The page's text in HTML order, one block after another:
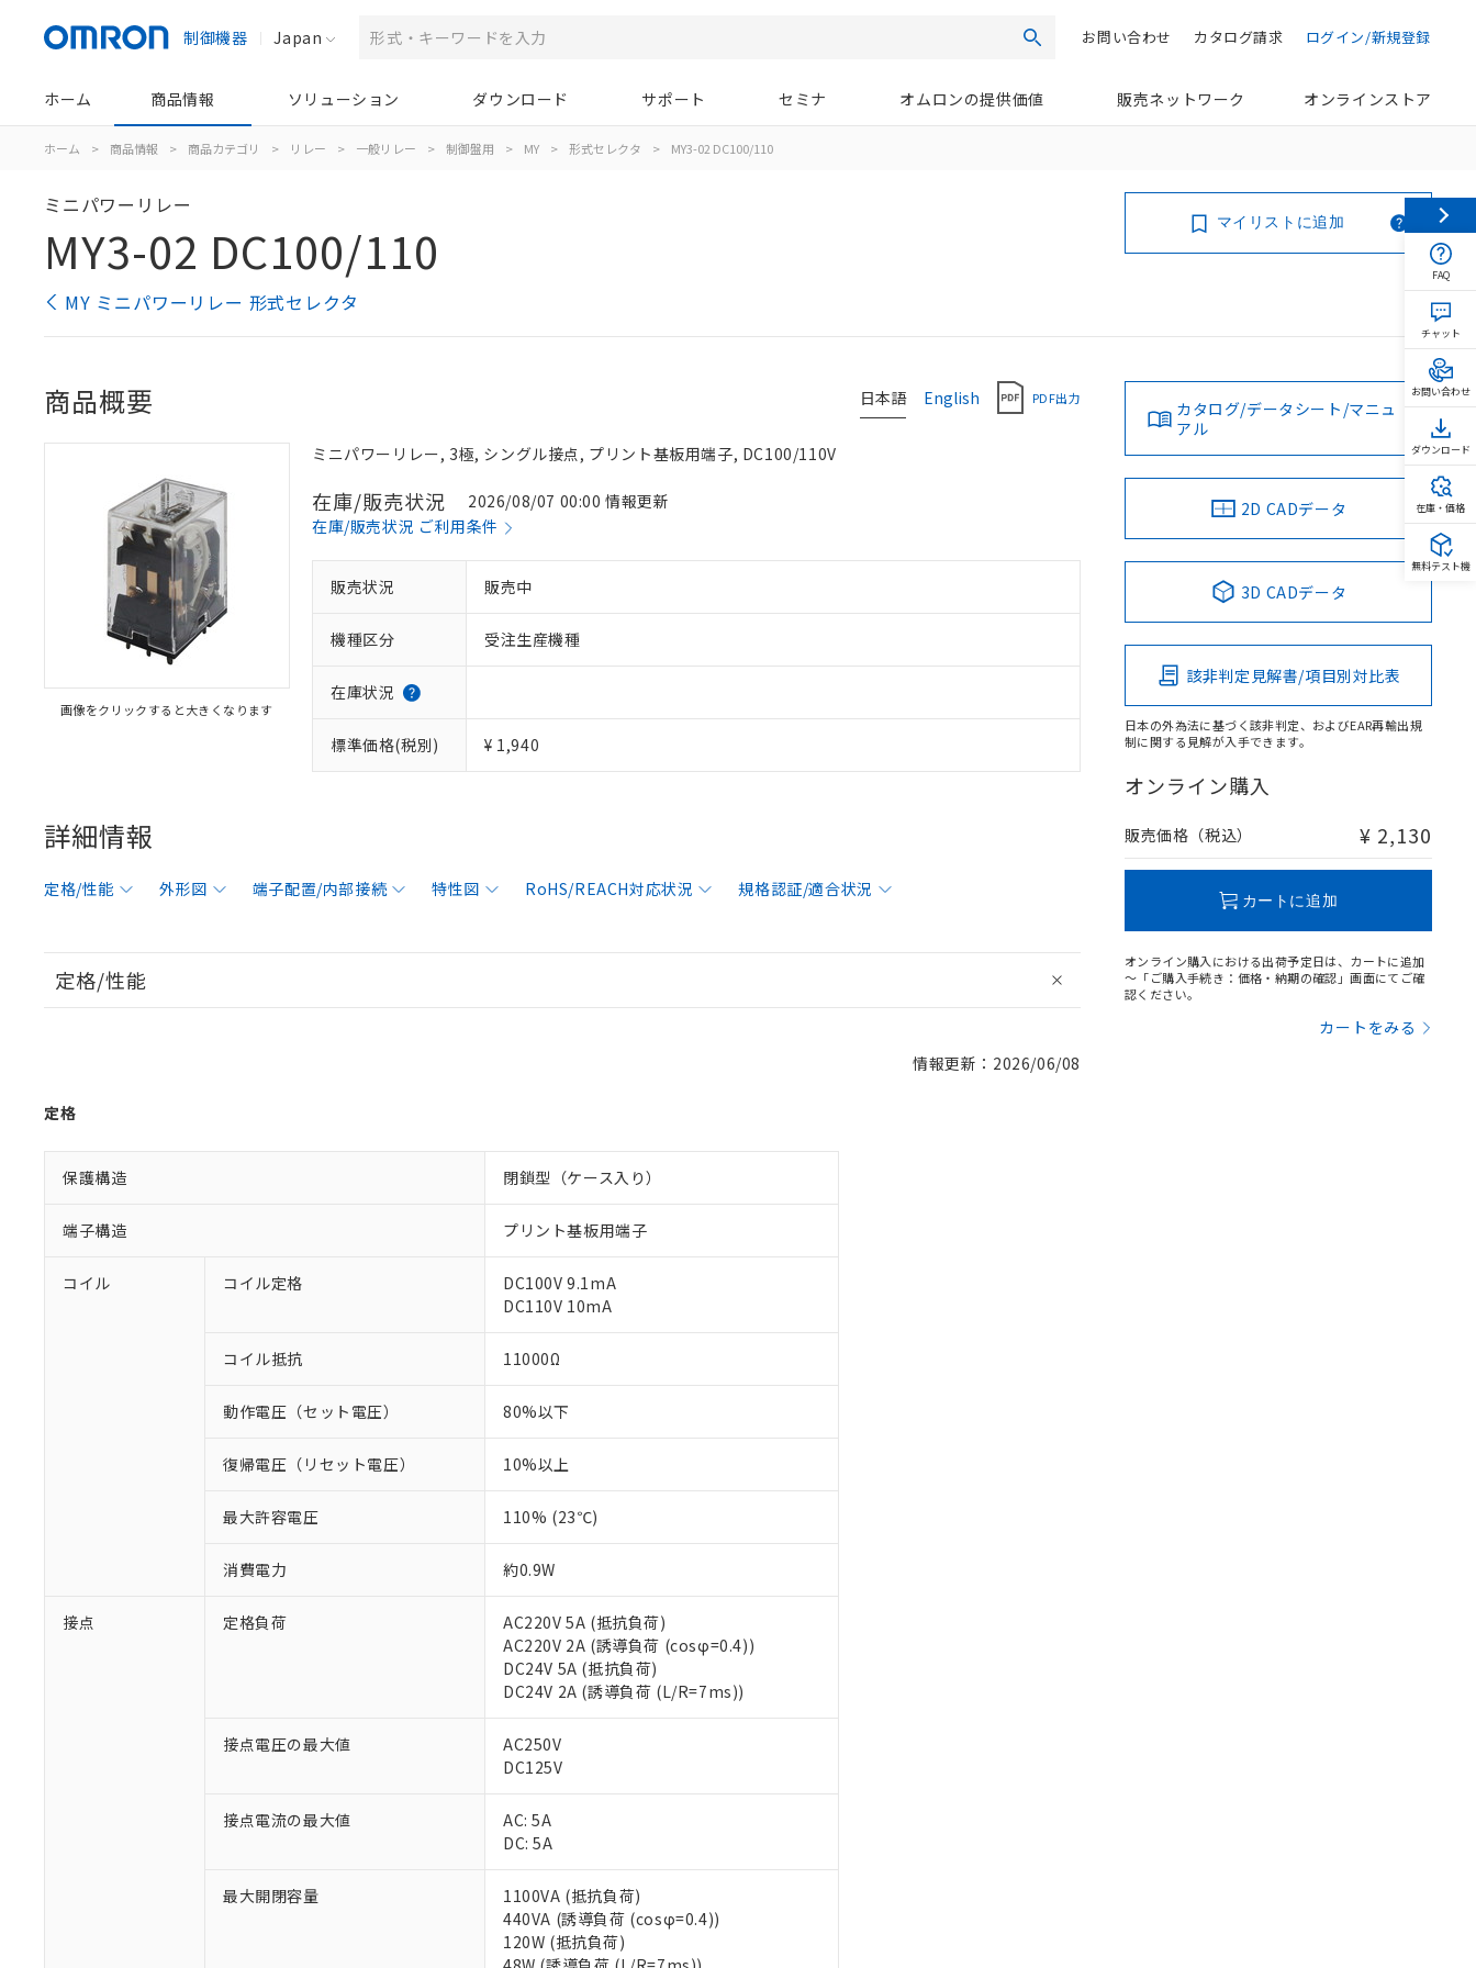
制御機器 Japan 検索 ログイン/新規登録
カタログ請求
お問い合わせ
ホーム 商品情報 ソリューション ダウンロード サポート セミナ オムロンの提供価値 販売ネットワーク オンラインストア
ホーム > 商品情報 > 商品カテゴリ > リレー > 一般リレー > 制御盤用 > MY > 形式セレクタ > MY3-02 DC100/110
ミニパワーリレー
MY3-02 DC100/110
MY ミニパワーリレー 形式セレクタ
マイリストに追加
日本語 English PDF出力
商品概要
画像をクリックすると大きくなります
ミニパワーリレー, 3極, シングル接点, プリント基板用端子, DC100/110V
在庫/販売状況
2026/08/07 00:00 情報更新
在庫/販売状況 ご利用条件
販売状況 販売中
機種区分 受注生産機種
在庫状況
標準価格(税別) ¥ 1,940
詳細情報
定格/性能 外形図 端子配置/内部接続 特性図 RoHS/REACH対応状況 規格認証/適合状況
定格/性能
情報更新：2026/06/08
定格
保護構造 閉鎖型（ケース入り）
端子構造 プリント基板用端子
コイル コイル定格
DC100V 9.1mA
DC110V 10mA
コイル抵抗 11000Ω
動作電圧（セット電圧） 80%以下
復帰電圧（リセット電圧） 10%以上
最大許容電圧 110% (23℃)
消費電力 約0.9W
接点 定格負荷
AC220V 5A (抵抗負荷)
AC220V 2A (誘導負荷 (cosφ=0.4))
DC24V 5A (抵抗負荷)
DC24V 2A (誘導負荷 (L/R=7ms))
接点電圧の最大値
AC250V
DC125V
接点電流の最大値
AC: 5A
DC: 5A
最大開閉容量
1100VA (抵抗負荷)
440VA (誘導負荷 (cosφ=0.4))
120W (抵抗負荷)
カタログ/データシート/マニュ
アル
2D CADデータ
3D CADデータ
該非判定見解書/項目別対比表
日本の外為法に基づく該非判定、およびEAR再輸出規
制に関する見解が入手できます。
オンライン購入
販売価格（税込） ¥ 2,130
カートに追加
オンライン購入における出荷予定日は、カートに追加
～「ご購入手続き：価格・納期の確認」画面にてご確
認ください。
カートをみる
対応済み：EU RoHS指令（10物質）の非含有に対応した製品が提供可能な商品です。
対応予定：EU RoHS指令（10物質）の非含有に対応した製品に切り替える予定のある商品です。
FAQ
チャット
お問い合わせ
ダウンロード
在庫・価格
無料テスト機